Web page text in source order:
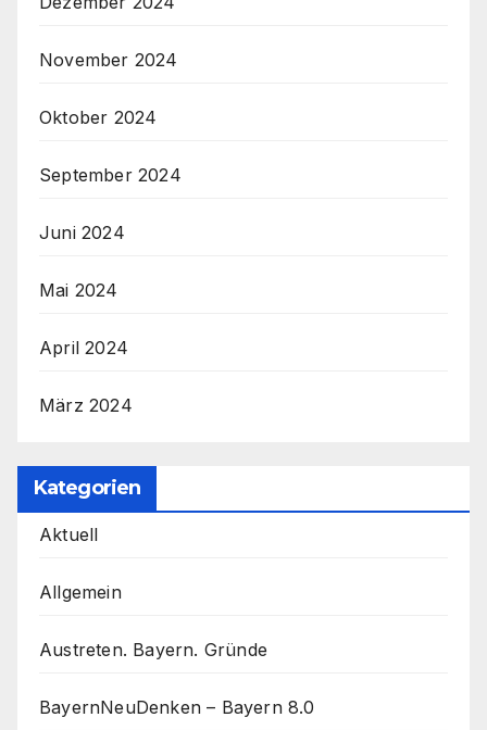
November 2024
Oktober 2024
September 2024
Juni 2024
Mai 2024
April 2024
März 2024
Kategorien
Aktuell
Allgemein
Austreten. Bayern. Gründe
BayernNeuDenken – Bayern 8.0